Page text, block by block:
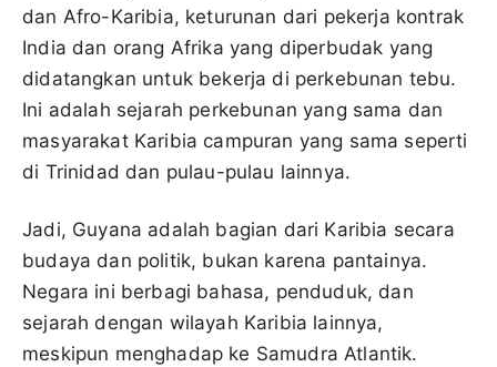
dan Afro-Karibia, keturunan dari pekerja kontrak
India dan orang Afrika yang diperbudak yang
didatangkan untuk bekerja di perkebunan tebu.
Ini adalah sejarah perkebunan yang sama dan
masyarakat Karibia campuran yang sama seperti
di Trinidad dan pulau-pulau lainnya.
Jadi, Guyana adalah bagian dari Karibia secara
budaya dan politik, bukan karena pantainya.
Negara ini berbagi bahasa, penduduk, dan
sejarah dengan wilayah Karibia lainnya,
meskipun menghadap ke Samudra Atlantik.